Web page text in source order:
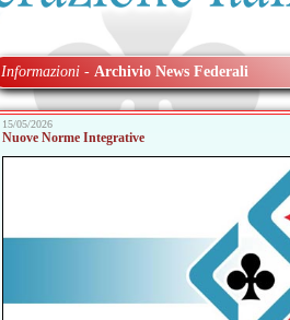
Informazioni - Archivio News Federali
15/05/2026
Nuove Norme Integrative